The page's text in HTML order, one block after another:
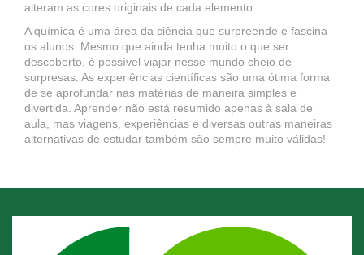
alteram as cores originais de cada elemento.
A química é uma área da ciência que surpreende e fascina
os alunos. Mesmo que ainda tenha muito o que ser
descoberto, é possível viajar nesse mundo cheio de
surpresas. As experiências científicas são uma ótima forma
de se aprofundar nas matérias de maneira simples e
divertida. Aprender não está resumido apenas à sala de
aula, mas viagens, experiências e diversas outras maneiras
alternativas de estudar também são sempre muito válidas!